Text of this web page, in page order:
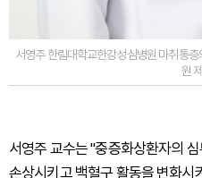
서영주 한림대학교한강성심병원 마취통
원
서영주 교수는 "중증화상환자의
손상시키고 백혈구 활동을 변화시